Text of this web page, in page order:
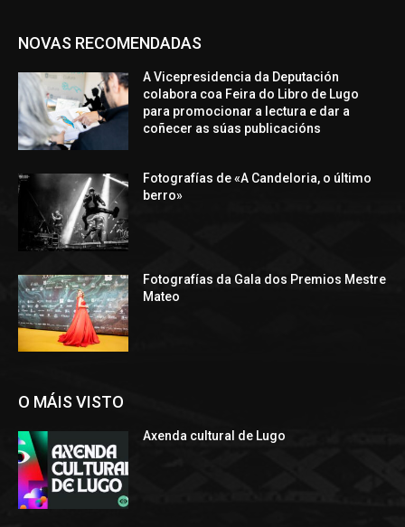
NOVAS RECOMENDADAS
A Vicepresidencia da Deputación
colabora coa Feira do Libro de Lugo
para promocionar a lectura e dar a
coñecer as súas publicacións
Fotografías de «A Candeloria, o último
berro»
Fotografías da Gala dos Premios Mestre
Mateo
O MÁIS VISTO
Axenda cultural de Lugo